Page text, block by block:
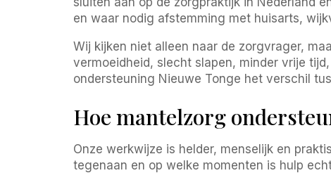
en waar nodig afstemming met huisarts,
Wij kijken niet alleen naar de zorgvrager,
vermoeidheid, slecht slapen, minder vrije
ondersteuning Nieuwe Tonge het verschil
Hoe mantelzorg
Onze werkwijze is helder, menselijk en
tegenaan en op welke momenten is hulp